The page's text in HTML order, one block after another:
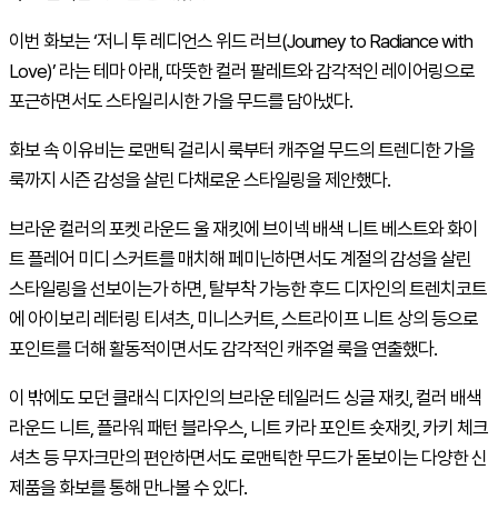
이번 화보는 ‘저니 투 레디언스 위드 러브(Journey to Radiance with
Love)’ 라는 테마 아래, 따뜻한 컬러 팔레트와 감각적인 레이어링으로
포근하면서도 스타일리시한 가을 무드를 담아냈다.
화보 속 이유비는 로맨틱 걸리시 룩부터 캐주얼 무드의 트렌디한 가을
룩까지 시즌 감성을 살린 다채로운 스타일링을 제안했다.
브라운 컬러의 포켓 라운드 울 재킷에 브이넥 배색 니트 베스트와 화이
트 플레어 미디 스커트를 매치해 페미닌하면서도 계절의 감성을 살린
스타일링을 선보이는가 하면, 탈부착 가능한 후드 디자인의 트렌치코트
에 아이보리 레터링 티셔츠, 미니스커트, 스트라이프 니트 상의 등으로
포인트를 더해 활동적이면서도 감각적인 캐주얼 룩을 연출했다.
이 밖에도 모던 클래식 디자인의 브라운 테일러드 싱글 재킷, 컬러 배색
라운드 니트, 플라워 패턴 블라우스, 니트 카라 포인트 숏재킷, 카키 체크
셔츠 등 무자크만의 편안하면서도 로맨틱한 무드가 돋보이는 다양한 신
제품을 화보를 통해 만나볼 수 있다.